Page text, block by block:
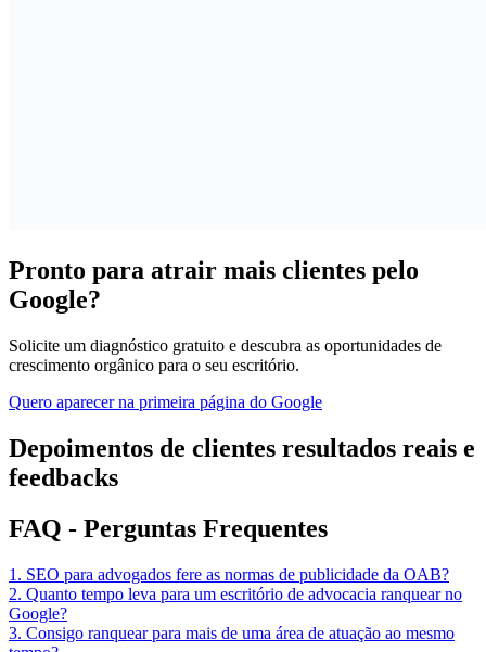
Pronto para atrair mais clientes pelo
Google?
Solicite um diagnóstico gratuito e descubra as oportunidades de
crescimento orgânico para o seu escritório.
Quero aparecer na primeira página do Google
Depoimentos de clientes resultados reais e
feedbacks
FAQ - Perguntas Frequentes
1. SEO para advogados fere as normas de publicidade da OAB?
2. Quanto tempo leva para um escritório de advocacia ranquear no
Google?
3. Consigo ranquear para mais de uma área de atuação ao mesmo